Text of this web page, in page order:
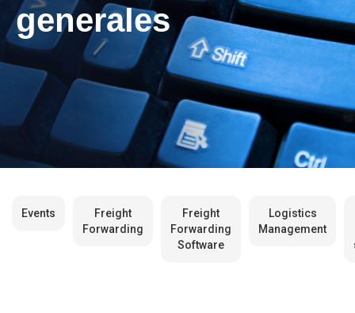
generales
Events
Freight
Forwarding
Freight
Forwarding
Software
Logistics
Management